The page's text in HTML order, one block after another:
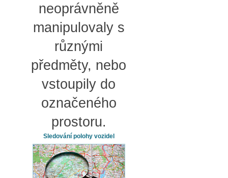
neoprávněně
manipulovaly s
různými
předměty, nebo
vstoupily do
označeného
prostoru.
Sledování polohy vozidel